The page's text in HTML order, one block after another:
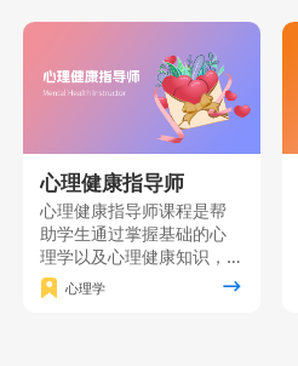
求，对保育员应具有的基
础知识和基本技能进行培
训的一门课程。
心理健康指导师
心理健康指导师课程是帮
助学生通过掌握基础的心
理学以及心理健康知识，
形成对人的心理的全面理
解，在此基础上掌握心理
心理学